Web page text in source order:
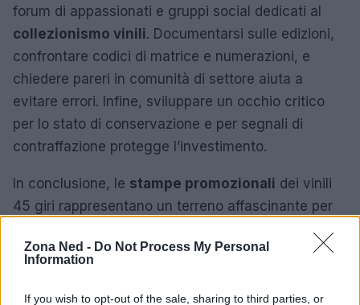
Zona Ned - Do Not Process My Personal
Information
If you wish to opt-out of the sale, sharing to third parties, or
forum di appassionati e gruppi social dedicati al
collezionismo vinili. Documentarsi sulle edizioni,
confrontare codici di matrice e numerazioni, e
chiedere pareri in comunità di settore aiuta a
evitare errori. Infine, sviluppare un occhio critico
per lo stato di conservazione e per segnali di
contraffazione protegge l’investimento.
In conclusione, le stampe promozionali dei vinili
45 giri rappresentano un terreno affascinante per
rarità e valore economico, questi oggetti
discografico. Con le giuste conoscenze e risorse è